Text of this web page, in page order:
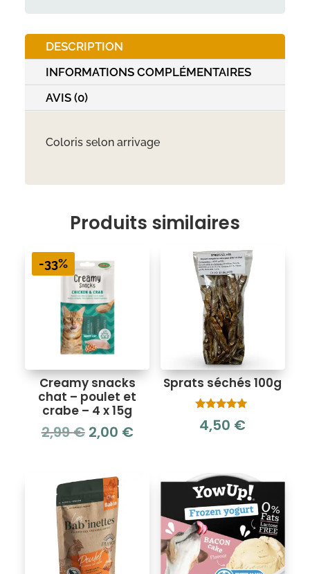
DESCRIPTION
INFORMATIONS COMPLÉMENTAIRES
AVIS (0)
Coloris selon arrivage
Produits similaires
-33%
Creamy snacks
chat – poulet et
crabe – 4 x 15g
2,99€ Le
était :
2,99 €.
2,00 €Le
est :
Sprats séchés 100g
Note
5.00
4,50 €